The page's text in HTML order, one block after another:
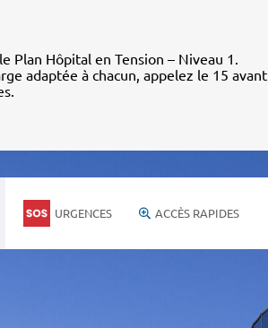
Plan Hôpital en Tension – Niveau 1.
adaptée à chacun, appelez le 15 avant
URGENCES ACCÈS RAPIDES